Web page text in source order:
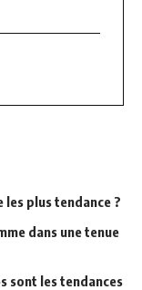
plus tendance ?
dans une tenue
sont les tendances